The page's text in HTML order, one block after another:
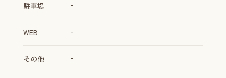
駐車場 -
WEB -
その他 -